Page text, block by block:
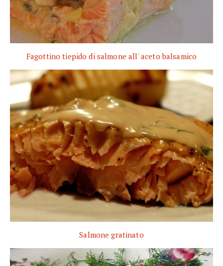
Fagottino tiepido di salmone all' aceto balsamico
Salmone gratinato